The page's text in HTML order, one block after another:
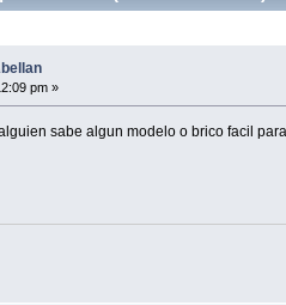
pm »
sabe algun modelo o brico facil